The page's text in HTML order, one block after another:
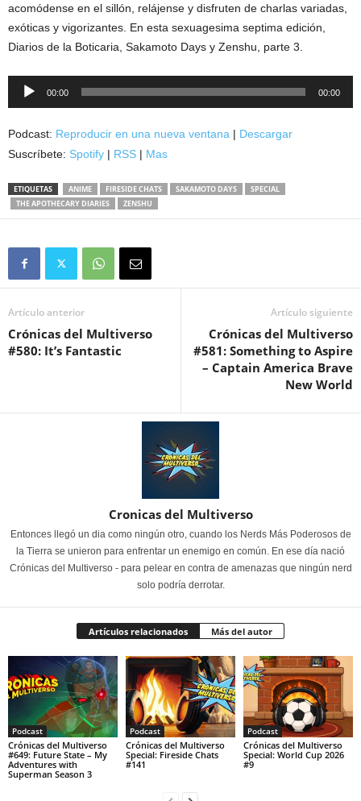
acomódense en el sillón, relájense y disfruten de charlas variadas,
exóticas y vigorizantes. En esta sexuagesima septima edición,
Diarios de la Boticaria, Sakamoto Days y Zenshu, parte 3.
Reproductor
00:00 00:00
Podcast: Reproducir en una nueva ventana | Descargar
Suscríbete: Spotify | RSS | Mas
ETIQUETAS ANIME FIRESIDE CHATS SAKAMOTO DAYS
SPECIAL
THE APOTHECARY DIARIES
ZENSHU
Artículo anterior
Crónicas del Multiverso
#580: It’s Fantastic
Artículo siguiente
Crónicas del Multiverso
#581: Something to Aspire
– Captain America Brave
New World
Cronicas del Multiverso
Entonces llegó un dia como ningún otro, cuando los Nerds Más Poderosos de
la Tierra se unieron para enfrentar un enemigo en común. En ese día nació
Crónicas del Multiverso - para pelear en contra de amenazas que ningún nerd
solo podría derrotar.
Artículos relacionados Más del autor
Podcast
Crónicas del Multiverso
#649: Future State – My
Adventures with
Superman Season 3
Podcast
Crónicas del Multiverso
Special: Fireside Chats
#141
Podcast
Crónicas del Multiverso
Special: World Cup 2026
#9